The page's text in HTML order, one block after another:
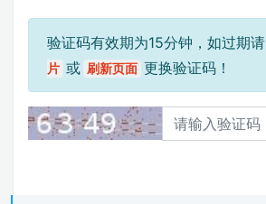
验证码有效期为15分钟，如过期请
片 或 刷新页面 更换验证码！